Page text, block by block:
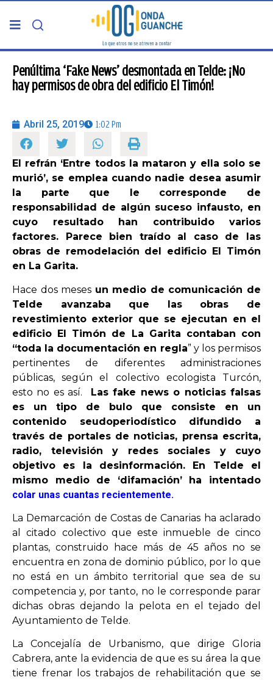
PORTADA
GRAN CANARIA
CANARIAS
5ª COLUMNA
CARTAS DEL DIRECTOR
ENTREVISTAS
OPINIÓN
PROGRAMAS
Penúltima ‘Fake News’ desmontada en Telde: ¡No
hay permisos de obra del edificio El Timón!
Abril 25, 2019 1:02 Pm
El refrán ‘Entre todos la mataron y ella solo se
murió’, se emplea cuando nadie desea asumir
la parte que le corresponde de
responsabilidad de algún suceso infausto, en
cuyo resultado han contribuido varios
factores. Parece bien traído al caso de las
obras de remodelación del edificio El Timón
en La Garita.
Hace dos meses un medio de comunicación de
Telde avanzaba que las obras de
revestimiento exterior que se ejecutan en el
edificio El Timón de La Garita contaban con
“toda la documentación en regla” y los permisos
pertinentes de diferentes administraciones
públicas, según el colectivo ecologista Turcón,
esto no es así.
Las fake news o noticias falsas
es un tipo de bulo que consiste en un
contenido seudoperiodístico difundido a
través de portales de noticias, prensa escrita,
radio, televisión y redes sociales y cuyo
objetivo es la desinformación. En Telde el
mismo medio de ‘difamación’ ha intentado
colar unas cuantas recientemente.
La Demarcación de Costas de Canarias ha aclarado
al citado colectivo que este inmueble de cinco
plantas, construido hace más de 45 años no se
encuentra en zona de dominio público, por lo que
no está en un ámbito territorial que sea de su
competencia y, por tanto, no le corresponde parar
dichas obras dejando la pelota en el tejado del
Ayuntamiento de Telde.
La Concejalía de Urbanismo, que dirige Gloria
Cabrera, ante la evidencia de que es su área la que
tiene frenar los trabajos de rehabilitación que se